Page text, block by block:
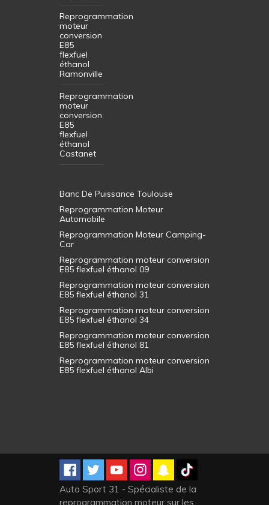
Reprogrammation
moteur
conversion
E85
flexfuel
éthanol
Ramonville
Reprogrammation
moteur
conversion
E85
flexfuel
éthanol
Castanet
Banc De Puissance Toulouse
Reprogrammation Moteur
Automobile
Reprogrammation Moteur Camping-
Car
Reprogrammation moteur conversion
E85 flexfuel éthanol 09
Reprogrammation moteur conversion
E85 flexfuel éthanol 31
Reprogrammation moteur conversion
E85 flexfuel éthanol 34
Reprogrammation moteur conversion
E85 flexfuel éthanol 81
Reprogrammation moteur conversion
E85 flexfuel éthanol Albi
Auto Sport 31 - Spécialiste de la
reprogrammation moteur sur les